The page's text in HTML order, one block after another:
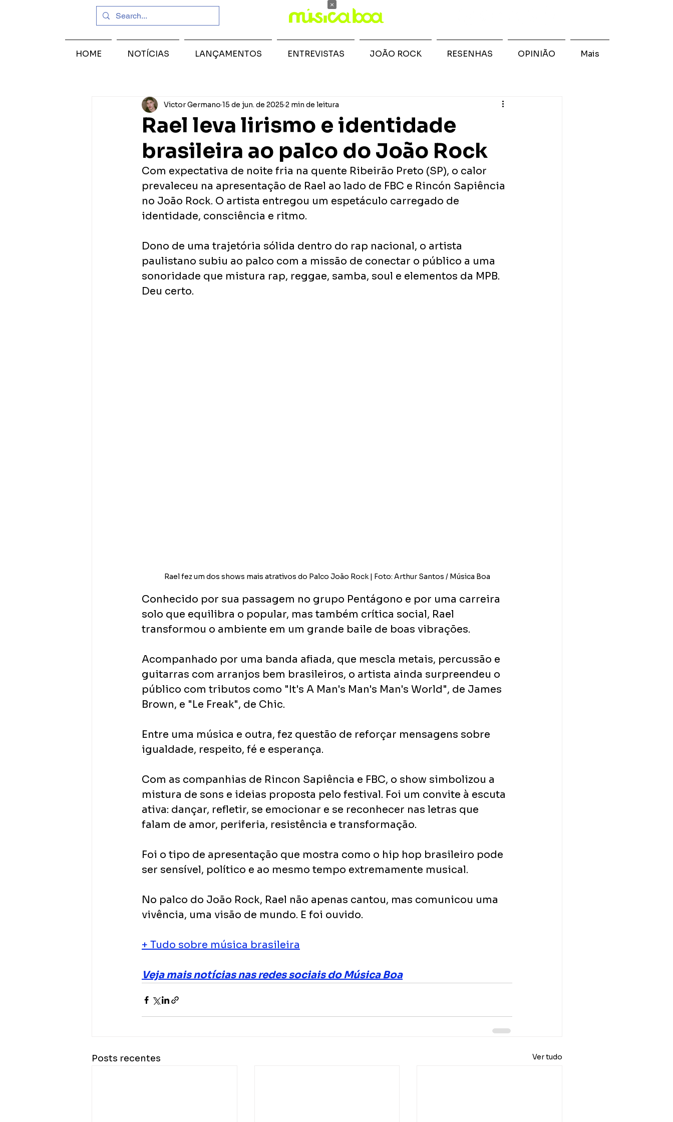
Rael leva lirismo e identidade
brasileira ao palco do João Rock
Victor Germano 15 de jun. de 2025 2 min de leitura
Com expectativa de noite fria na quente Ribeirão Preto (SP), o calor
prevaleceu na apresentação de Rael ao lado de FBC e Rincón Sapiência
no João Rock. O artista entregou um espetáculo carregado de
identidade, consciência e ritmo.
Dono de uma trajetória sólida dentro do rap nacional, o artista
paulistano subiu ao palco com a missão de conectar o público a uma
sonoridade que mistura rap, reggae, samba, soul e elementos da MPB.
Deu certo.
Rael fez um dos shows mais atrativos do Palco João Rock | Foto: Arthur Santos / Música Boa
Conhecido por sua passagem no grupo Pentágono e por uma carreira
solo que equilibra o popular, mas também crítica social, Rael
transformou o ambiente em um grande baile de boas vibrações.
Acompanhado por uma banda afiada, que mescla metais, percussão e
guitarras com arranjos bem brasileiros, o artista ainda surpreendeu o
público com tributos como "It's A Man's Man's Man's World", de James
Brown, e "Le Freak", de Chic.
Entre uma música e outra, fez questão de reforçar mensagens sobre
igualdade, respeito, fé e esperança.
Com as companhias de Rincon Sapiência e FBC, o show simbolizou a
mistura de sons e ideias proposta pelo festival. Foi um convite à escuta
ativa: dançar, refletir, se emocionar e se reconhecer nas letras que
falam de amor, periferia, resistência e transformação.
Foi o tipo de apresentação que mostra como o hip hop brasileiro pode
ser sensível, político e ao mesmo tempo extremamente musical.
No palco do João Rock, Rael não apenas cantou, mas comunicou uma
vivência, uma visão de mundo. E foi ouvido.
+ Tudo sobre música brasileira
Veja mais notícias nas redes sociais do Música Boa
Posts recentes Ver tudo
HOME NOTÍCIAS LANÇAMENTOS ENTREVISTAS JOÃO ROCK RESENHAS OPINIÃO Mais
×